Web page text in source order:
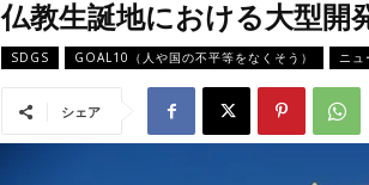
仏教生誕地における大型開
SDGS GOAL10（人や国の不平等をなくそう） ニュ
シェア